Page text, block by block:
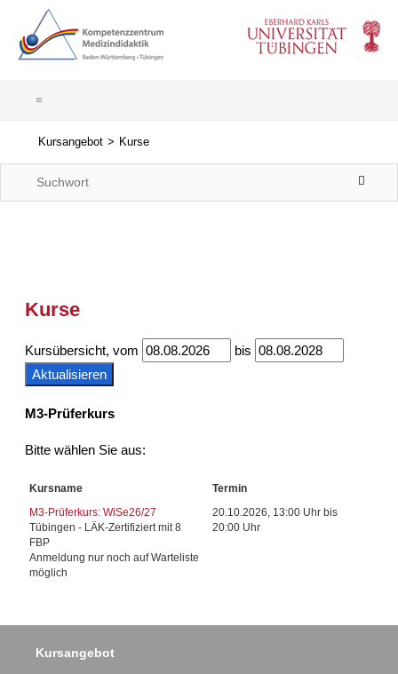
Kursangebot Kurse
Kurse
Kursübersicht, vom bis
M3-Prüferkurs
Bitte wählen Sie aus:
Kursname
Termin
M3-Prüferkurs: WiSe26/27
Tübingen - LÄK-Zertifiziert mit 8
FBP
Anmeldung nur noch auf Warteliste
möglich
20.10.2026, 13:00 Uhr bis
20:00 Uhr
Kursangebot